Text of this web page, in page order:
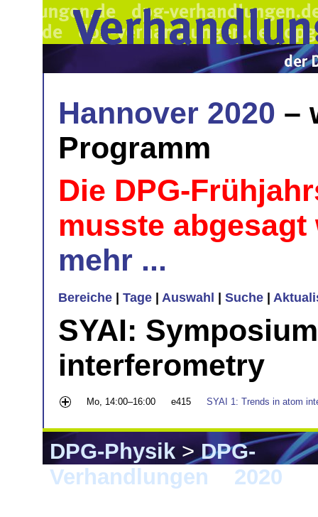
Hannover 2020 –
Programm
Die DPG-
musste
mehr ...
Bereiche | Tage | Auswahl | Suche |
SYAI:
interferometry
Mo, 14:00–16:00 e415 SYAI 1: Trends in atom
DPG-Physik>DPG-
Verhandlungen
2020